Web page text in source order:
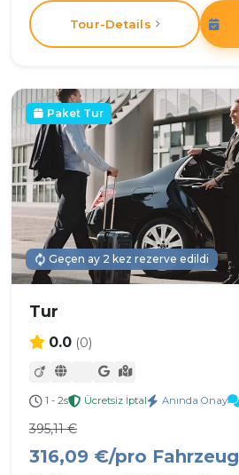
Tour-Details
Paket Tur
Geçen ay 2 kez rezerve edildi
Tur
0.0 (0)
1 - 2s Ücretsiz İptal Anında Onay
395,11 €
316,09 €/pro Fahrzeug